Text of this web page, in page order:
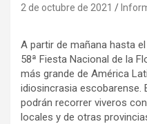
2 de octubre de 2021
A partir de mañana hasta
58ª Fiesta Nacional de la
más grande de América
idiosincrasia escobarense.
podrán recorrer viveros
locales y de otras